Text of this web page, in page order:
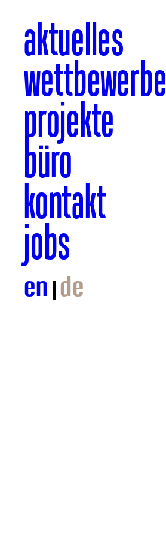
aktuelles
wettbewerbe
projekte
büro
kontakt
jobs
en de